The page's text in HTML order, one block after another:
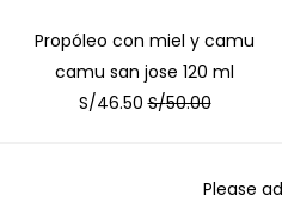
Propóleo con miel y camu
camu san jose 120 ml
S/46.50 S/50.00
Please